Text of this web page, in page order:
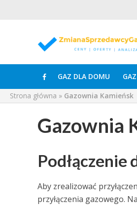
GAZ DLA DOMU
Strona główna » Gazownia Kamieńsk
Gazownia
Podłączenie
Aby zrealizować
przyłączenia gazowego.